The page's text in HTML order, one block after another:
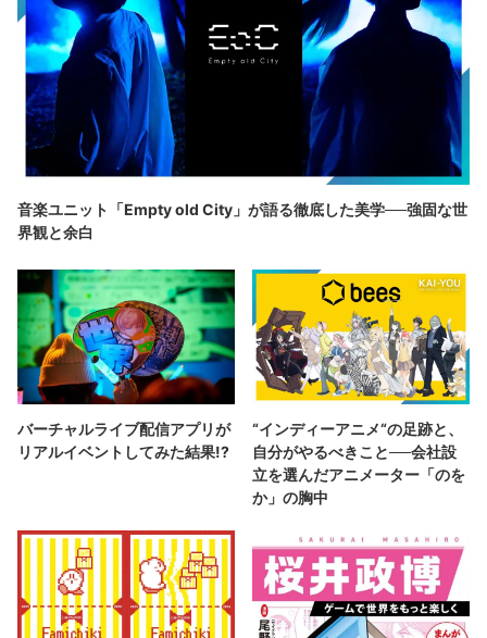
音楽ユニット「Empty old City」が語る徹底した美学──強固な世
界観と余白
バーチャルライブ配信アプリが
リアルイベントしてみた結果!?
“インディーアニメ“の足跡と、
自分がやるべきこと──会社設
立を選んだアニメーター「のを
か」の胸中